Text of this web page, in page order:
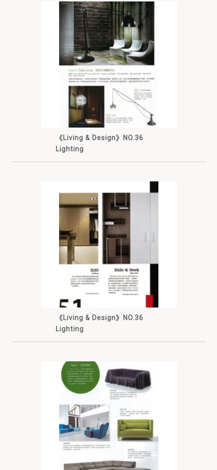
《Living & Design》NO.36
Lighting
《Living & Design》NO.36
Lighting